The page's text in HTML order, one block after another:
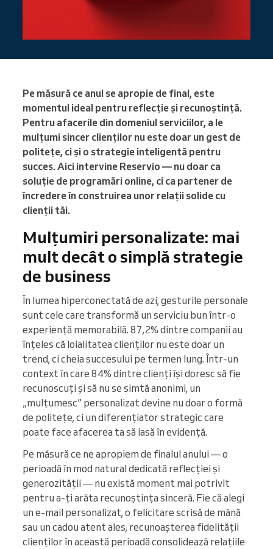
Pe măsură ce anul se apropie de final, este
momentul ideal pentru reflecție și recunoștință.
Pentru afacerile din domeniul serviciilor, a le
mulțumi sincer clienților nu este doar un gest de
politețe, ci și o strategie inteligentă pentru
succes. Aici intervine Reservio — nu doar ca
soluție de programări online, ci ca partener de
încredere în construirea unor relații solide cu
clienții tăi.
Mulțumiri personalizate: mai
mult decât o simplă strategie
de business
În lumea hiperconectată de azi, gesturile personale
sunt cele care transformă un serviciu bun într-o
experiență memorabilă. 87,2% dintre companii au
înțeles că loialitatea clienților nu este doar un
trend, ci cheia succesului pe termen lung. Într-un
context în care 84% dintre clienți își doresc să fie
recunoscuți și să nu se simtă anonimi, un
„mulțumesc” personalizat devine nu doar o formă
de politețe, ci un diferențiator strategic care
poate face afacerea ta să iasă în evidență.
Pe măsură ce ne apropiem de finalul anului — o
perioadă în mod natural dedicată reflecției și
generozității — nu există moment mai potrivit
pentru a-ți arăta recunoștința sinceră. Fie că alegi
un e-mail personalizat, o felicitare scrisă de mână
sau un cadou atent ales, recunoașterea fidelității
clienților în această perioadă consolidează relațiile